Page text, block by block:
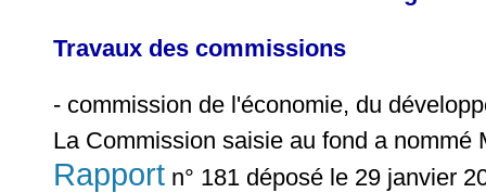
Travaux des commissions
- commission de l'économie, du
La Commission saisie au fond a nommé
Rapport n° 181 déposé le 29 janvier